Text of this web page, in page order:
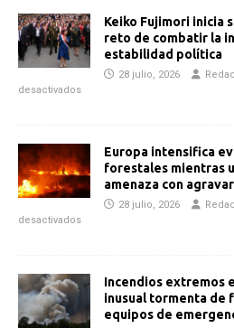
Keiko Fujimori inicia
reto de combatir la
estabilidad política
28 julio, 2026
desactivados
Europa intensifica
forestales mientras
amenaza con
28 julio, 2026
desactivados
Incendios extremos
inusual tormenta de
equipos de